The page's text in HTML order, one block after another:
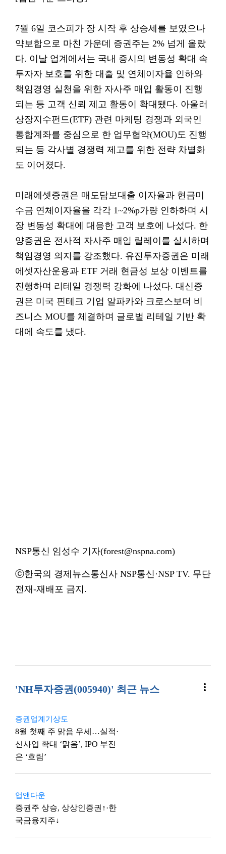
7월 6일 코스피가 장 시작 후 상승세를 보였으나
약보합으로 마친 가운데 증권주는 2% 넘게 올랐
다. 이날 업계에서는 국내 증시의 변동성 확대 속
투자자 보호를 위한 대출 및 연체이자율 인하와
책임경영 실천을 위한 자사주 매입 활동이 진행
되는 등 고객 신뢰 제고 활동이 확대됐다. 아울러
상장지수펀드(ETF) 관련 마케팅 경쟁과 외국인
통합계좌를 중심으로 한 업무협약(MOU)도 진행
되는 등 각사별 경쟁력 제고를 위한 전략 차별화
도 이어졌다.
미래에셋증권은 매도담보대출 이자율과 현금미
수금 연체이자율을 각각 1~2%p가량 인하하며 시
장 변동성 확대에 대응한 고객 보호에 나섰다. 한
양증권은 전사적 자사주 매입 릴레이를 실시하며
책임경영 의지를 강조했다. 유진투자증권은 미래
에셋자산운용과 ETF 거래 현금성 보상 이벤트를
진행하며 리테일 경쟁력 강화에 나섰다. 대신증
권은 미국 핀테크 기업 알파카와 크로스보더 비
즈니스 MOU를 체결하며 글로벌 리테일 기반 확
대에 속도를 냈다.
NSP통신 임성수 기자(forest@nspna.com)
ⓒ한국의 경제뉴스통신사 NSP통신·NSP TV. 무단
전재-재배포 금지.
'NH투자증권(005940)' 최근 뉴스 more_vert
증권업계기상도
8월 첫째 주 맑음 우세…실적·
신사업 확대 ‘맑음’, IPO 부진
은 ‘흐림’
업앤다운
증권주 상승, 상상인증권↑·한
국금융지주↓